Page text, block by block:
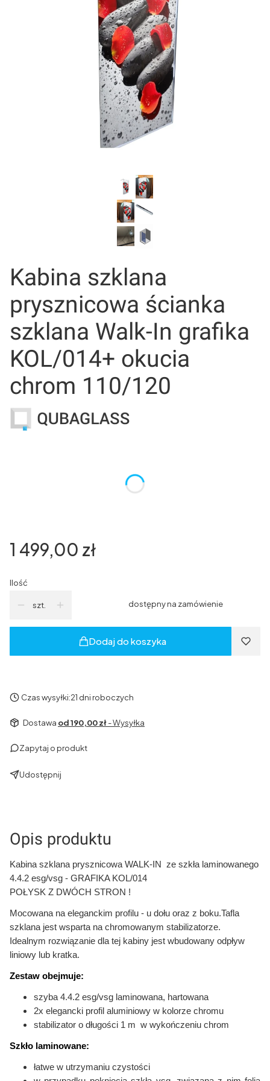
Kabina szklana
prysznicowa ścianka
szklana Walk-In grafika
KOL/014+ okucia
chrom 110/120
Cena
1 499,00 zł
Ilość
szt. dostępny na zamówienie
Dodaj do koszyka
Czas wysyłki:21 dni roboczych
Dostawa od 190,00 zł- Wysyłka
Zapytaj o produkt
Udostępnij
Opis produktu
Kabina szklana prysznicowa WALK-IN ze szkła laminowanego
4.4.2 esg/vsg - GRAFIKA KOL/014
POŁYSK Z DWÓCH STRON !
Mocowana na eleganckim profilu - u dołu oraz z boku.Tafla
szklana jest wsparta na chromowanym stabilizatorze.
Idealnym rozwiązanie dla tej kabiny jest wbudowany odpływ
liniowy lub kratka.
Zestaw obejmuje:
szyba 4.4.2 esg/vsg laminowana, hartowana
2x elegancki profil aluminiowy w kolorze chromu
stabilizator o długości 1 m w wykończeniu chrom
Szkło laminowane:
łatwe w utrzymaniu czystości